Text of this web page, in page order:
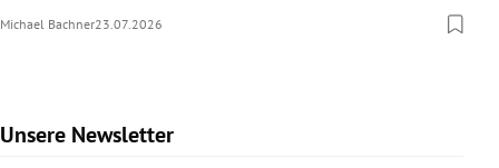
Michael Bachner23.07.2026
Unsere Newsletter
Slide 1 von 9